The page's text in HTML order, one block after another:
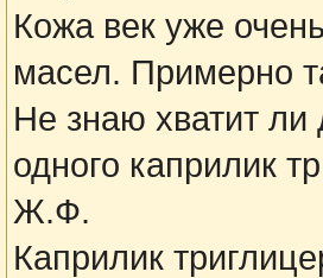
Кожа век уже
масел. Примерно
Не знаю хватит
одного каприлик
Ж.Ф.
Каприлик